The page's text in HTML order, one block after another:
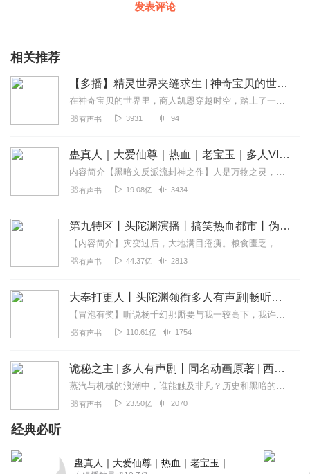
发表评论
相关推荐
【多播】精灵世界夹缝求生 | 神奇宝贝的世界 | 轻小说 · 同人衍生
在神奇宝贝的世界里，商人凯恩穿越时空，踏上了一段培育剧毒神奇宝贝的艰辛旅程。他的终极目标是征服毒系天王的宝座，权力与地位的诱惑驱动着他不断前行。面对阿桔的超级耿...
有声书 3931 94
蛊真人｜大爱仙尊｜热血｜老宝玉｜多人VIP免费有声剧
内容简介【黑暗文反派流封神之作】人是万物之灵，蛊是天地真精。一个穿越者不断重生的故事。一个养蛊、炼蛊、用蛊的奇特世界。配音组（男角色）老宝玉旁白...
有声书 19.08亿 3434
第九特区丨头陀渊演播丨搞笑热血都市丨伪戒丨VIP免费多人有声剧
【内容简介】灾变过后，大地满目疮痍。粮食匮乏，资源紧俏，局势混乱……一位从待规划区杀出来的青年，背对着漫天黄沙，孤身来到九区谋生，却不曾想偶然结识三五好友，一念...
有声书 44.37亿 2813
大奉打更人丨头陀渊领衔多人有声剧|畅听全集|王鹤棣、田曦薇主演影视剧原著|卖报小郎君
【冒泡有奖】听说杨千幻那厮要与我一较高下，我许七安要开始装叉了！快进入声音播放页戳下方输入框，冒个泡偷偷告诉我，我要用哪些诗词才能胜过他？说得好的，有赏！202...
有声书 110.61亿 1754
诡秘之主 | 多人有声剧丨同名动画原著 | 西幻克苏鲁 | 乌贼作品
蒸汽与机械的浪潮中，谁能触及非凡？历史和黑暗的迷雾里，又是谁在耳语？我从诡秘中醒来，睁眼看见这个世界：枪械，大炮，巨舰，飞空艇，差分机；魔药，占卜，诅咒，倒吊人...
有声书 23.50亿 2070
经典必听